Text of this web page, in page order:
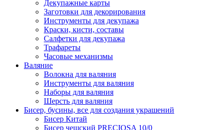
Декупажные карты
Заготовки для декорирования
Инструменты для декупажа
Краски, кисти, составы
Салфетки для декупажа
Трафареты
Часовые механизмы
Валяние
Волокна для валяния
Инструменты для валяния
Наборы для валяния
Шерсть для валяния
Бисер, бусины, все для создания украшений
Бисер Китай
Бисер чешский PRECIOSA 10/0